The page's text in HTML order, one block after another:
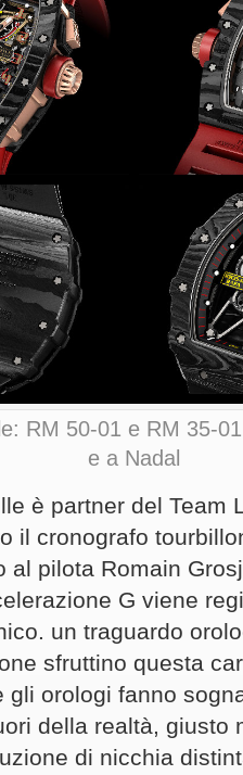
RM 50-01 e RM 35-
e a Nadal
è partner del Team
il cronografo
al pilota Romain
G viene
un traguardo
sfruttino questa
gli orologi fanno
della realtà, giusto
di nicchia